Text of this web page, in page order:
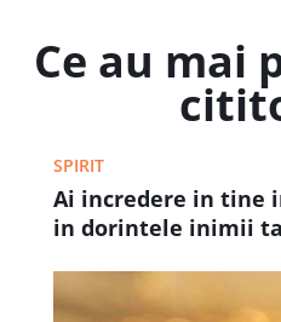
Ce au mai
SPIRIT
Ai incredere in tine
in dorintele inimii